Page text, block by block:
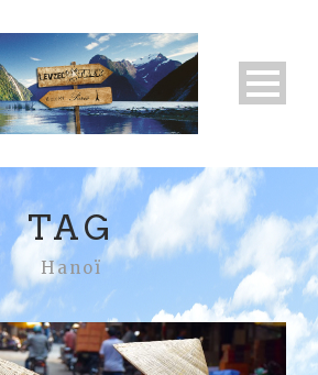
TAG
Hanoï